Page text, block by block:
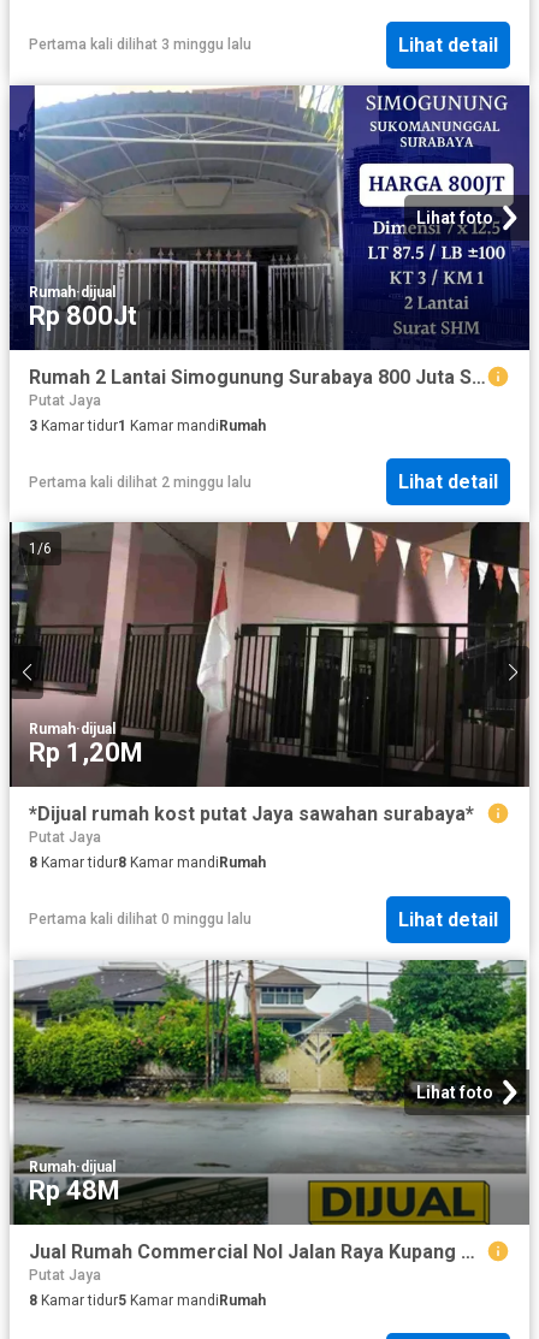
Pertama kali dilihat 3 minggu lalu Lihat detail
Lihat foto
Rumah·dijual
Rp 800Jt
Rumah 2 Lantai Simogunung Surabaya 800 Juta SHM Lokasi Strategis
Putat Jaya
3 Kamar tidur1 Kamar mandiRumah
Pertama kali dilihat 2 minggu lalu Lihat detail
1 /6
Rumah·dijual
Rp 1,20M
*Dijual rumah kost putat Jaya sawahan surabaya*
Putat Jaya
8 Kamar tidur8 Kamar mandi Rumah
Pertama kali dilihat 0 minggu lalu Lihat detail
Lihat foto
Rumah·dijual
Rp 48M
Jual Rumah Commercial Nol Jalan Raya Kupang Baru
Putat Jaya
8 Kamar tidur5 Kamar mandiRumah